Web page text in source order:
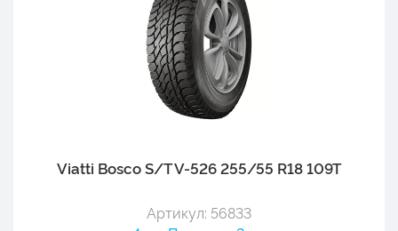
Viatti Bosco S/T V-526 255/55 R18 109T
Артикул: 56833